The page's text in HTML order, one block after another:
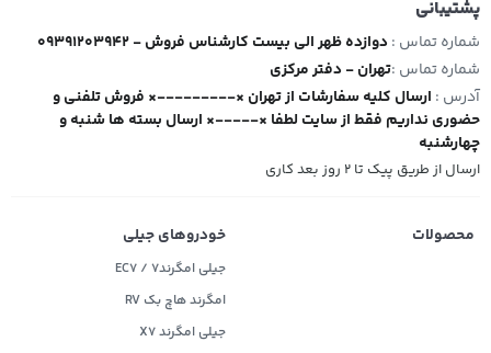
پشتیبانی
شماره تماس : 09391203942 - دوازده ظهر الی بیست کارشناس فروش
شماره تماس :تهران - دفتر مرکزی
آدرس : ارسال کلیه سفارشات از تهران ×---------× فروش تلفنی و
حضوری نداریم فقط از سایت لطفا ×-----× ارسال بسته ها شنبه و
چهارشنبه
ارسال از طریق پیک تا ۲ روز بعد کاری
محصولات خودروهای جیلی
جیلی امگرند۷ / EC7
امگرند هاچ بک RV
جیلی امگرند X7